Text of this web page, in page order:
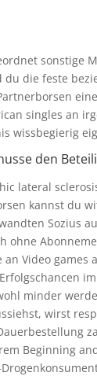
sonstige
du die feste
singles an
wissbegierig
den
lateral
kannst du
Sozius
ohne
Video games
minder
wirst
Beginning